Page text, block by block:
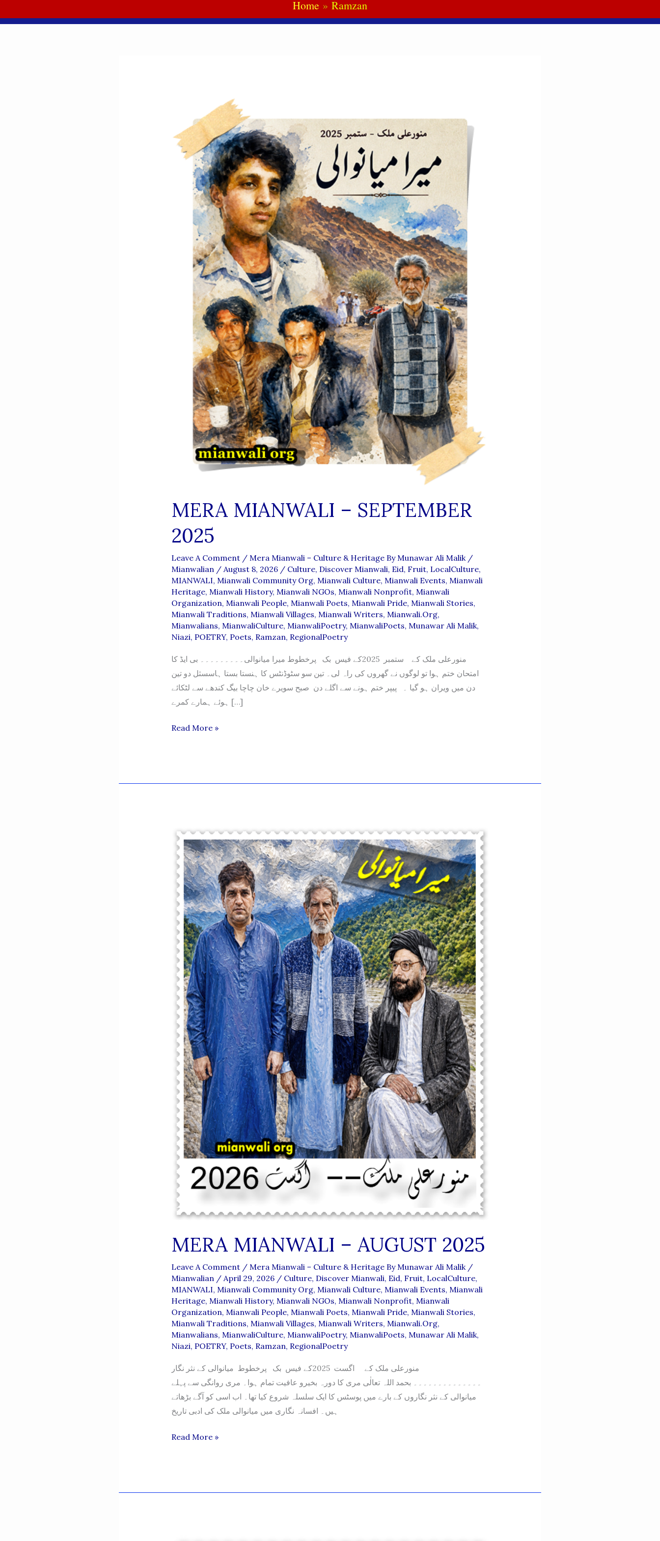
Home Ramzan
MERA MIANWALI – SEPTEMBER
2025
Leave A Comment / Mera Mianwali – Culture & Heritage By Munawar Ali Malik/
Mianwalian / August 8, 2026 / Culture, Discover Mianwali, Eid, Fruit, LocalCulture,
MIANWALI, Mianwali Community Org, Mianwali Culture, Mianwali Events, Mianwali
Heritage, Mianwali History, Mianwali NGOs, Mianwali Nonprofit, Mianwali
Organization, Mianwali People, Mianwali Poets, Mianwali Pride, Mianwali Stories,
Mianwali Traditions, Mianwali Villages, Mianwali Writers, Mianwali.org,
Mianwalians, MianwaliCulture, MianwaliPoetry, MianwaliPoets, Munawar Ali Malik,
Niazi, POETRY, Poets, Ramzan, RegionalPoetry
منورعلی ملک کے ستمبر 2025کے فیس بک پرخطوط میرا میانوالی۔۔۔۔۔۔۔۔۔ بی ایڈ کا
امتحان ختم ہوا تو لوگوں نے گھروں کی راہ لی۔ تین سو سٹوڈنٹس کا ہنستا بستا ہاسسثل دو تین
دن میں ویران ہو گیا ۔ پیپر ختم ہونے سے اگلے دن صبح سویرے خان چاچا بیگ کندھے سے لٹکائے
ہوئے ہمارے کمرے […]
MERA
2025
Read More »
MERA MIANWALI – AUGUST 2025
Leave A Comment / Mera Mianwali – Culture & Heritage By Munawar Ali Malik/
Mianwalian / April 29, 2026 / Culture, Discover Mianwali, Eid, Fruit, LocalCulture,
MIANWALI, Mianwali Community Org, Mianwali Culture, Mianwali Events, Mianwali
Heritage, Mianwali History, Mianwali NGOs, Mianwali Nonprofit, Mianwali
Organization, Mianwali People, Mianwali Poets, Mianwali Pride, Mianwali Stories,
Mianwali Traditions, Mianwali Villages, Mianwali Writers, Mianwali.org,
Mianwalians, MianwaliCulture, MianwaliPoetry, MianwaliPoets, Munawar Ali Malik,
Niazi, POETRY, Poets, Ramzan, RegionalPoetry
منورعلی ملک کے اگست 2025کے فیس بک پرخطوط میانوالی کے نثر نگار
۔۔۔۔۔۔۔۔۔۔۔۔۔۔ بحمد اللہ تعالٰی مری کا دورہ بخیرو عافیت تمام ہوا۔ مری روانگی سے پہلے
میانوالی کے نثر نگاروں کے بارے میں پوسٹس کا ایک سلسلہ شروع کیا تھا۔ اب اسی کو آگے بڑھاتے
ہیں۔ افسانہ نگاری میں میانوالی ملک کی ادبی تاریخ
MERA
2025
Read More »